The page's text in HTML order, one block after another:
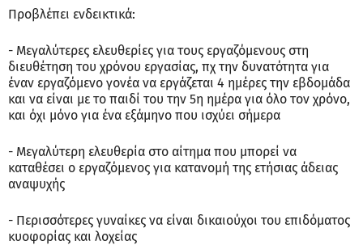
Προβλέπει ενδεικτικά:
- Μεγαλύτερες ελευθερίες για τους εργαζόμενους στη
διευθέτηση του χρόνου εργασίας, πχ την δυνατότητα για
έναν εργαζόμενο γονέα να εργάζεται 4 ημέρες την εβδομάδα
και να είναι με το παιδί του την 5η ημέρα για όλο τον χρόνο,
και όχι μόνο για ένα εξάμηνο που ισχύει σήμερα
- Μεγαλύτερη ελευθερία στο αίτημα που μπορεί να
καταθέσει ο εργαζόμενος για κατανομή της ετήσιας άδειας
αναψυχής
- Περισσότερες γυναίκες να είναι δικαιούχοι του επιδόματος
κυοφορίας και λοχείας